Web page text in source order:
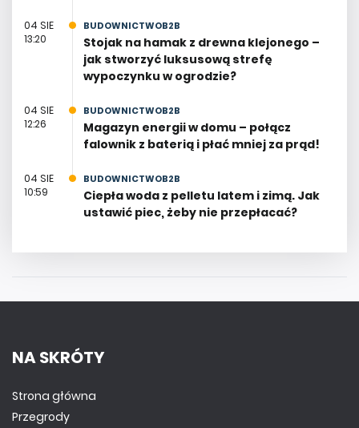
04 SIE
13:20
BUDOWNICTWOB2B
Stojak na hamak z drewna klejonego –
jak stworzyć luksusową strefę
wypoczynku w ogrodzie?
04 SIE
12:26
BUDOWNICTWOB2B
Magazyn energii w domu – połącz
falownik z baterią i płać mniej za prąd!
04 SIE
10:59
BUDOWNICTWOB2B
Ciepła woda z pelletu latem i zimą. Jak
ustawić piec, żeby nie przepłacać?
NA SKRÓTY
Strona główna
Przegrody